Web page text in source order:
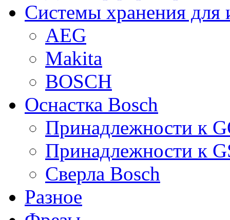
Системы хранения для
AEG
Makita
BOSCH
Оснастка Bosch
Принадлежности к
Принадлежности к
Сверла Bosch
Разное